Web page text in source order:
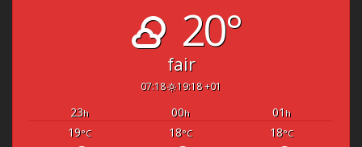
20°
fair
07:18 19:18 +01
23h 00h 01 h
19°C 18°C 18°C